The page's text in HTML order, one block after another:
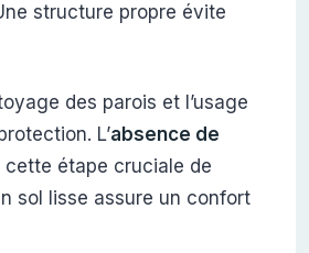
structure propre évite
des parois et l’usage
L’absence de
cette étape cruciale de
sol lisse assure un confort